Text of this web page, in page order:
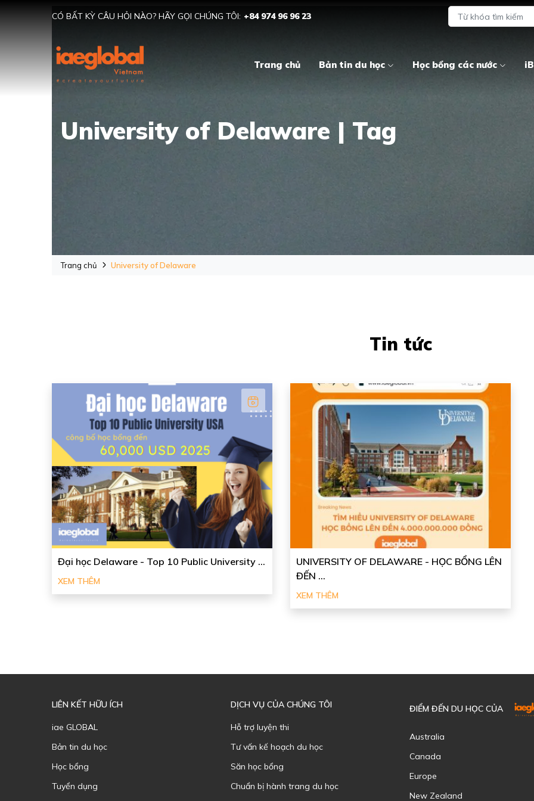
CÓ BẤT KỲ CÂU HỎI NÀO? HÃY GỌI CHÚNG TÔI: +84 974 96 96 23
Trang chủ Bản tin du học Học bổng các nước
University of Delaware | Tag
Trang chủ University of Delaware
Tin tức
Đại học Delaware - Top 10 Public University ...
XEM THÊM
UNIVERSITY OF DELAWARE - HỌC BỔNG LÊN
ĐẾN ...
XEM THÊM
LIÊN KẾT HỮU ÍCH
iae GLOBAL
Bản tin du học
Học bổng
Tuyển dụng
DỊCH VỤ CỦA CHÚNG TÔI
Hỗ trợ luyện thi
Tư vấn kế hoạch du học
Săn học bổng
Chuẩn bị hành trang du học
ĐIỂM ĐẾN DU HỌC CỦA
Australia
Canada
Europe
New Zealand